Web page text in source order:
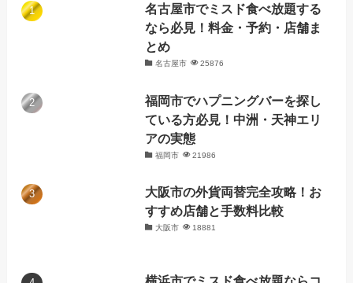
名古屋市でミスド食べ放題する
なら必見！料金・予約・店舗ま
とめ
名古屋市 25876
福岡市でハプニングバーを探し
ている方必見！中洲・天神エリ
アの実態
福岡市 21986
大阪市の外貨両替完全攻略！お
すすめ店舗と手数料比較
大阪市 18881